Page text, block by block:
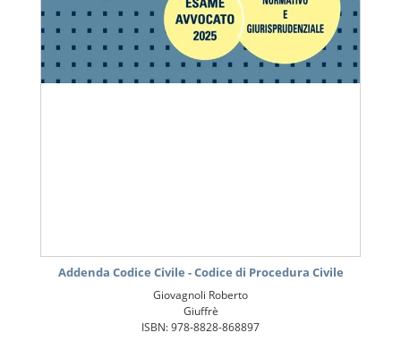
Addenda Codice Civile - Codice di Procedura Civile
Giovagnoli Roberto
Giuffrè
ISBN: 978-8828-868897